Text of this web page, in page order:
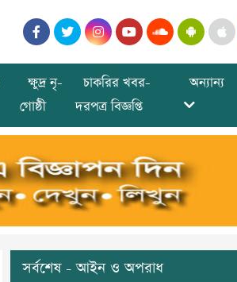
ক্ষুদ্র নৃ-
গোষ্ঠী
চাকরির খবর-
দরপত্র বিজ্ঞপ্তি
অন্যান্য
সর্বশেষ - আইন ও অপরাধ